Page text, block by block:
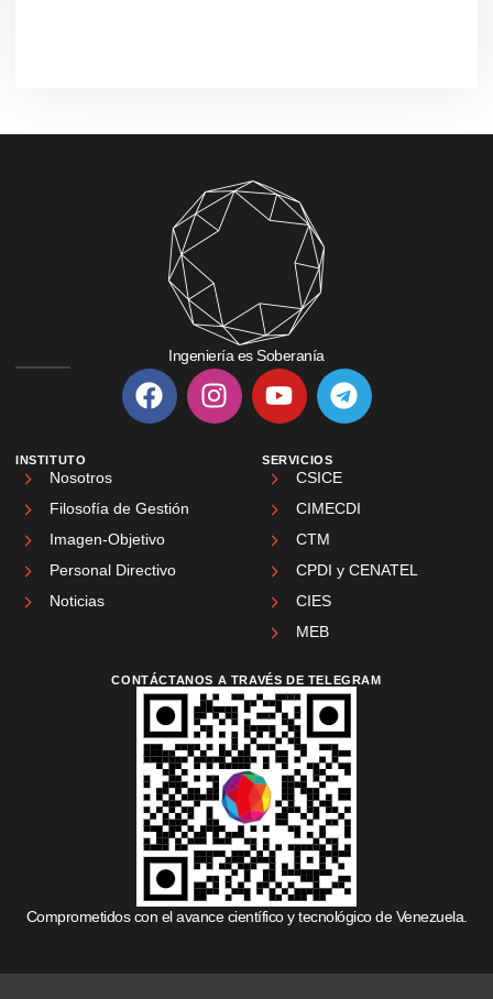
Ingeniería es Soberanía
INSTITUTO
Nosotros
Filosofía de Gestión
Imagen-Objetivo
Personal Directivo
Noticias
SERVICIOS
CSICE
CIMECDI
CTM
CPDI y CENATEL
CIES
MEB
CONTÁCTANOS A TRAVÉS DE TELEGRAM
Comprometidos con el avance científico y tecnológico de Venezuela.